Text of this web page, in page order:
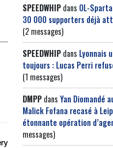
SPEEDWHIP dans OL-
30 000 supporters déjà
(2 messages)
SPEEDWHIP dans Lyonnais
toujours : Lucas Perri
(1 messages)
DMPP dans Yan Diomandé
Malick Fofana recasé à
étonnante opération
messages)